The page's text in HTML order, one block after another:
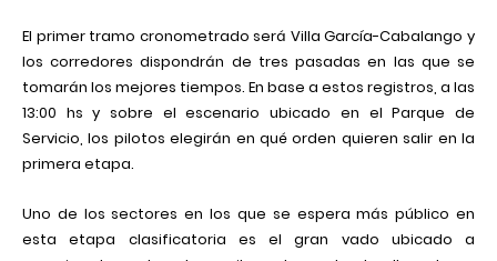
El primer tramo cronometrado será Villa García-Cabalango y
los corredores dispondrán de tres pasadas en las que se
tomarán los mejores tiempos. En base a estos registros, a las
13:00 hs y sobre el escenario ubicado en el Parque de
Servicio, los pilotos elegirán en qué orden quieren salir en la
primera etapa.
Uno de los sectores en los que se espera más público en
esta etapa clasificatoria es el gran vado ubicado a